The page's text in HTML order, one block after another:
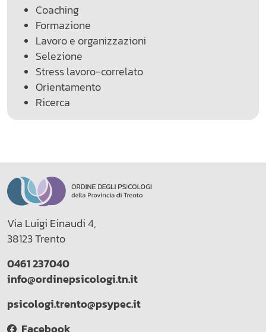
Coaching
Formazione
Lavoro e organizzazioni
Selezione
Stress lavoro-correlato
Orientamento
Ricerca
Via Luigi Einaudi 4,
38123 Trento
0461 237040
info@ordinepsicologi.tn.it
psicologi.trento@psypec.it